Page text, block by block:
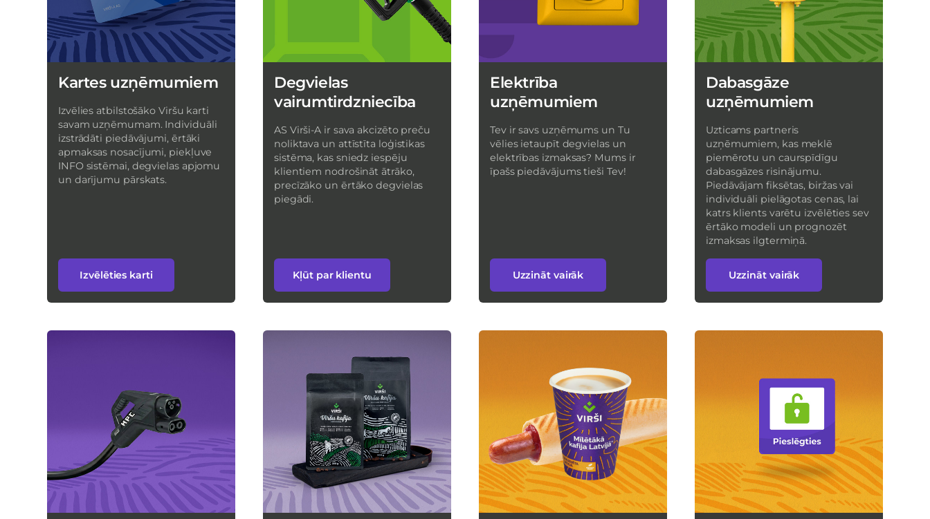
Kartes uzņēmumiem
Izvēlies atbilstošāko Viršu karti
savam uzņēmumam. Individuāli
izstrādāti piedāvājumi, ērtāki
apmaksas nosacījumi, piekļuve
INFO sistēmai, degvielas apjomu
un darījumu pārskats.
Izvēlēties karti
Degvielas
vairumtirdzniecība
AS Virši-A ir sava akcizēto preču
noliktava un attīstīta loģistikas
sistēma, kas sniedz iespēju
klientiem nodrošināt ātrāko,
precīzāko un ērtāko degvielas
piegādi.
Kļūt par klientu
Elektrība
uzņēmumiem
Tev ir savs uzņēmums un Tu
vēlies ietaupīt degvielas un
elektrības izmaksas? Mums ir
īpašs piedāvājums tieši Tev!
Uzzināt vairāk
Dabasgāze
uzņēmumiem
Uzticams partneris
uzņēmumiem, kas meklē
piemērotu un caurspīdīgu
dabasgāzes risinājumu.
Piedāvājam fiksētas, biržas vai
individuāli pielāgotas cenas, lai
katrs klients varētu izvēlēties sev
ērtāko modeli un prognozēt
izmaksas ilgtermiņā.
Uzzināt vairāk